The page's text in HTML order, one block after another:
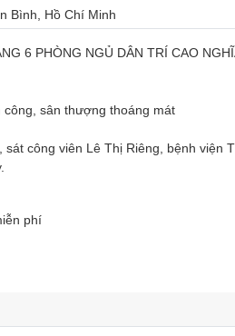
Bình, Hồ Chí Minh
6 PHÒNG NGỦ DÂN TRÍ CAO
sân thượng thoáng mát
công viên Lê Thị Riêng, bệnh viện
phí